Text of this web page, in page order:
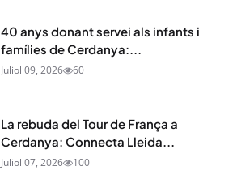
40 anys donant servei als infants i
famílies de Cerdanya:...
Juliol 09, 2026 60
La rebuda del Tour de França a
Cerdanya: Connecta Lleida...
Juliol 07, 2026 100